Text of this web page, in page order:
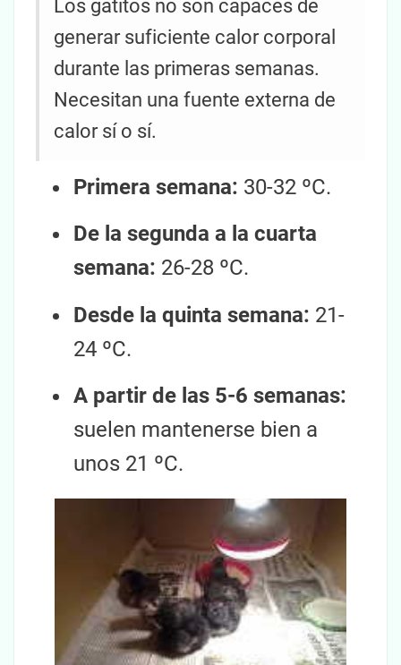
Los gatitos no son capaces de
generar suficiente calor corporal
durante las primeras semanas.
Necesitan una fuente externa de
calor sí o sí.
Primera semana: 30-32 ºC.
De la segunda a la cuarta
semana: 26-28 ºC.
Desde la quinta semana: 21-
24 ºC.
A partir de las 5-6 semanas:
suelen mantenerse bien a
unos 21 ºC.